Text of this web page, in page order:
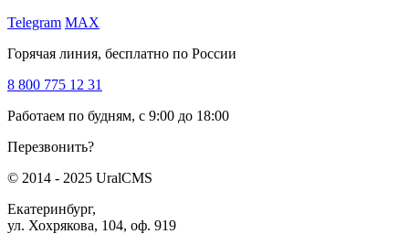
Telegram MAX
Горячая линия, бесплатно по России
8 800 775 12 31
Работаем по будням, с 9:00 до 18:00
Перезвонить?
© 2014 - 2025 UralCMS
Екатеринбург,
ул. Хохрякова, 104, оф. 919